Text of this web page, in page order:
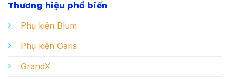
Thương hiệu phổ biến
Phụ kiện Blum
Phụ kiện Garis
GrandX